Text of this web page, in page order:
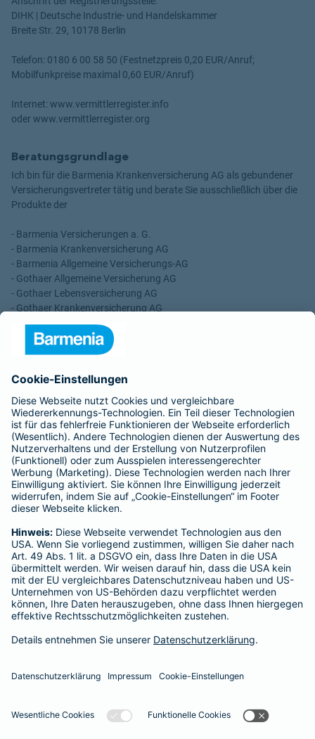
DIHK | Deutsche Industrie- und Handelskammer
Breite Str. 29, 10178 Berlin
Telefon: 0180 6 00 58 50 (Festnetzpreis 0,20 EUR/Anruf;
Mobilfunkpreise maximal 0,60 EUR/Anruf)
Internet: www.vermittlerregister.info
oder www.vermittlerregister.org
Beratungsgrundlage
Ich bin für die Barmenia Krankenversicherung AG als gebundener
Versicherungsvertreter tätig und berate Sie ausschließlich über die
Produkte der
- Barmenia Versicherungen a. G.
- Barmenia Krankenversicherung AG
- Barmenia Allgemeine Versicherungs-AG
- Gothaer Allgemeine Versicherung AG
- Gothaer Lebensversicherung AG
- Gothaer Krankenversicherung AG
- ROLAND Rechtsschutz-Versicherungs-AG
- ROLAND Schutzbrief-Versicherung AG
Vergütungen, die in der zu entrichtenden Versicherungsprämie
enthalten sind.
Schlichtungsstellen
Für Lebens- und Sachversicherungen:
Verein Versicherungsombudsmann eV,
Postfach 080632, 10006 Berlin
Für private Krankenversicherungen:
Ombudsmann für private Kranken- / Pflege-Versicherungen,
Postfach 060222, 10052 Berlin
Impressum
Barmenia Versicherung - Werner Rossmann
Carl-Orff-Weg 18
Tel. 089 846829
Datenschutz Impressum/Rechtshinweise
Barrierefreiheit